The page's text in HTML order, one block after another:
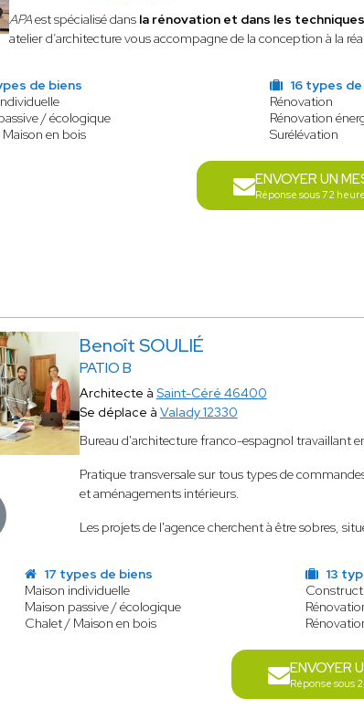
APAest spécialisédans la rénovation et dans les
atelier d’architecture vous accompagne de la conception à la
de biens
/ écologique
en bois
16 types
Rénovation
Rénovation
Surélévation
ENVOYER UN
Réponse sous 72
Benoît SOULIÉ
PATIO B
Architecte à Saint-Céré 46400
Se déplace à Valady 12330
Bureau d'architecture franco-espagnol travaillant
Pratique transversale sur tous types de
et aménagements intérieurs.
Les projets de l'agence cherchent à être sobres,
17 types de biens
Maison individuelle
Maison passive / écologique
Chalet / Maison en bois
13
ENVOYER
Réponse sous